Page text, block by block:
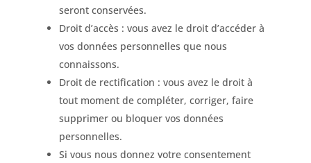
seront conservées.
Droit d’accès : vous avez le droit d’accéder à
vos données personnelles que nous
connaissons.
Droit de rectification : vous avez le droit à
tout moment de compléter, corriger, faire
supprimer ou bloquer vos données
personnelles.
Si vous nous donnez votre consentement